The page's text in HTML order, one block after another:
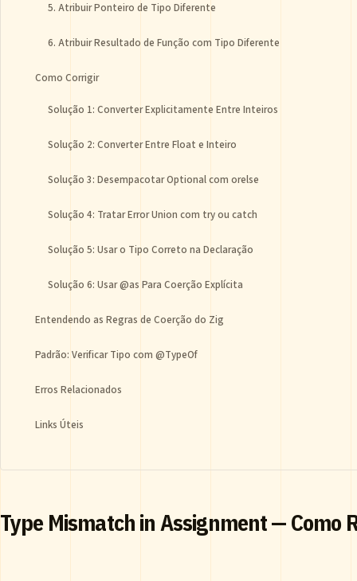
5. Atribuir Ponteiro de Tipo Diferente
6. Atribuir Resultado de Função com Tipo Diferente
Como Corrigir
Solução 1: Converter Explicitamente Entre Inteiros
Solução 2: Converter Entre Float e Inteiro
Solução 3: Desempacotar Optional com orelse
Solução 4: Tratar Error Union com try ou catch
Solução 5: Usar o Tipo Correto na Declaração
Solução 6: Usar @as Para Coerção Explícita
Entendendo as Regras de Coerção do Zig
Padrão: Verificar Tipo com @TypeOf
Erros Relacionados
Links Úteis
Type Mismatch in Assignment — Como